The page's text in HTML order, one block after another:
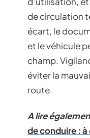
de circulation
écart, le
et le véhicule
champ.
éviter la
route.
A lire
de conduire :